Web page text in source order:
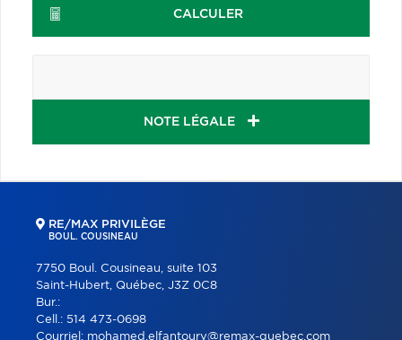
CALCULER
NOTE LÉGALE
RE/MAX PRIVILÈGE
BOUL. COUSINEAU
7750 Boul. Cousineau, suite 103
Saint-Hubert, Québec, J3Z 0C8
Bur.:
Cell.: 514 473-0698
Courriel: mohamed.elfantoury@remax-quebec.com